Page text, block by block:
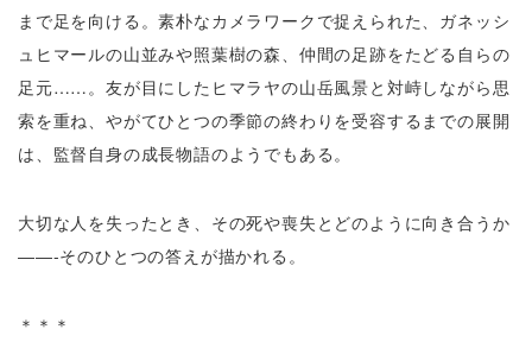
まで足を向ける。素朴なカメラワークで捉えられた、ガネッシ
ュヒマールの山並みや照葉樹の森、仲間の足跡をたどる自らの
足元……。友が目にしたヒマラヤの山岳風景と対峙しながら思
索を重ね、やがてひとつの季節の終わりを受容するまでの展開
は、監督自身の成長物語のようでもある。
大切な人を失ったとき、その死や喪失とどのように向き合うか
――-そのひとつの答えが描かれる。
＊＊＊